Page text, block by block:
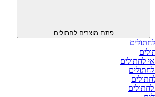
פתח מוצרים לחתולים
לחתולים